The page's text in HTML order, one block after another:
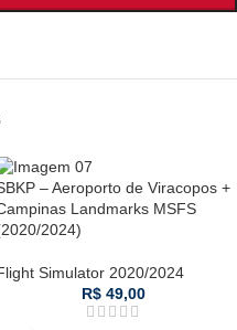
– Aeroporto de Viracopos +
Landmarks MSFS
2024)
Simulator 2020/2024
R$ 49,00